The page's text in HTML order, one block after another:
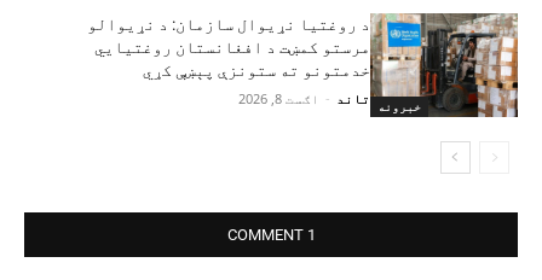
خبرونه
د روغتیا نړیوال سازمان: د نړیوالو
مرستو کمښت د افغانستان روغتیايي
خدمتونو ته ستونزې پېښې کړي
تاند - اګست 8, 2026
1 COMMENT